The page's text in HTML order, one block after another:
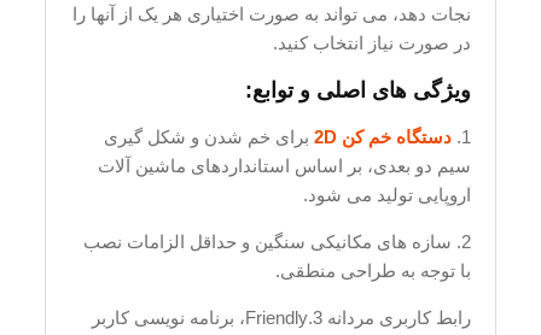
نجات دهد، می تواند به صورت اختیاری هر یک از آنها را
در صورت نیاز انتخاب کنید.
ویژگی های اصلی و توابع:
1. دستگاه خم کن 2D
برای خم شدن و شکل گیری
سیم دو بعدی، بر اساس استانداردهای ماشین آلات
اروپایی تولید می شود.
2. سازه های مکانیکی سنگین و حداقل الزامات نصب
با توجه به طراحی منطقی.
رابط کاربری مردانه 3.Friendly، برنامه نویسی کاربر